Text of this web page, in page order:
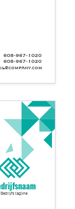
608-967-1020
608-967-1020
Bedrijfs tagline